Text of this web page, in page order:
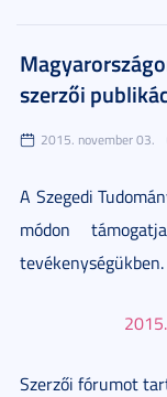
szerzői
2015. november 03.
A Szegedi
módon
tevékenységükben.
Szerzői fórumot